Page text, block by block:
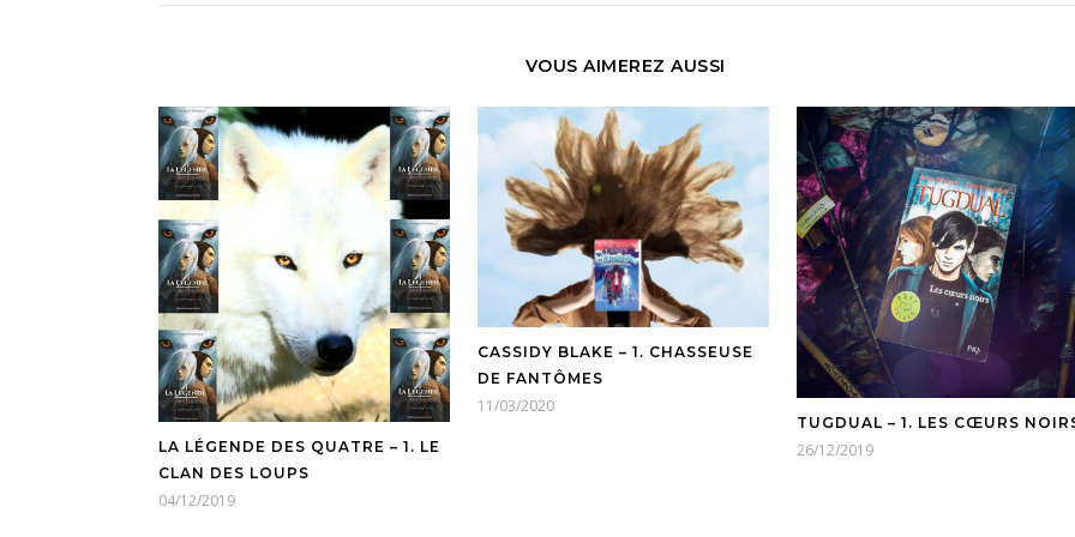
VOUS AIMEREZ AUSSI
LA LÉGENDE DES QUATRE – 1. LE
CLAN DES LOUPS
04/12/2019
CASSIDY BLAKE – 1. CHASSEUSE
DE FANTÔMES
11/03/2020
TUGDUAL – 1. LES CŒURS
26/12/2019